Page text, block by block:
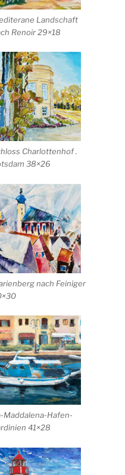
Landschaft
Renoir 29×18
Charlottenhof .
38×26
nach Feiniger
Maddalena-Hafen-
41×28